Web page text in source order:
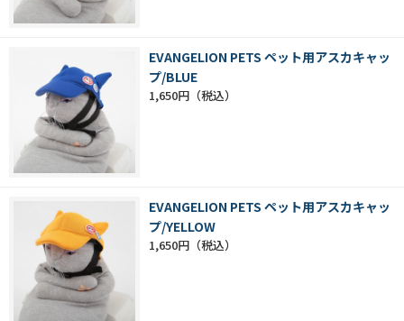
EVANGELION PETS ペット用アスカキャッ
プ/BLUE
1,650円
EVANGELION PETS ペット用アスカキャッ
プ/YELLOW
1,650円